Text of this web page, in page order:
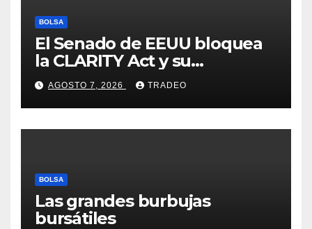
BOLSA
El Senado de EEUU bloquea
la CLARITY Act y su
aprobación en 2026 peligra
AGOSTO 7, 2026 TRADEO
BOLSA
Las grandes burbujas
bursátiles